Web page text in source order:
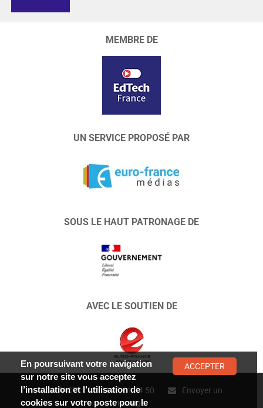
MEMBRE DE
UN SERVICE PROPOSÉ PAR
SOUS LE HAUT PATRONAGE DE
AVEC LE SOUTIEN DE
CONTACT : 01 47 01 34 50
Envoyer un
message
En poursuivant votre navigation
sur notre site vous acceptez
l’installation et l’utilisation de
cookies sur votre poste pour le
ACCEPTER